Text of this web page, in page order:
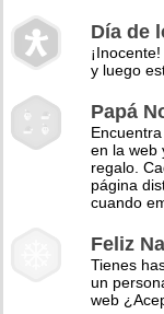
Día de
y luego
Papá
en la web
regalo.
página
cuando
Feliz
Tienes
un
web